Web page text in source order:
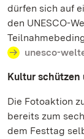
dürfen sich auf
den UNESCO-
unesco-
Kultur
Die Fotoaktion
bereits zum
dem Festtag